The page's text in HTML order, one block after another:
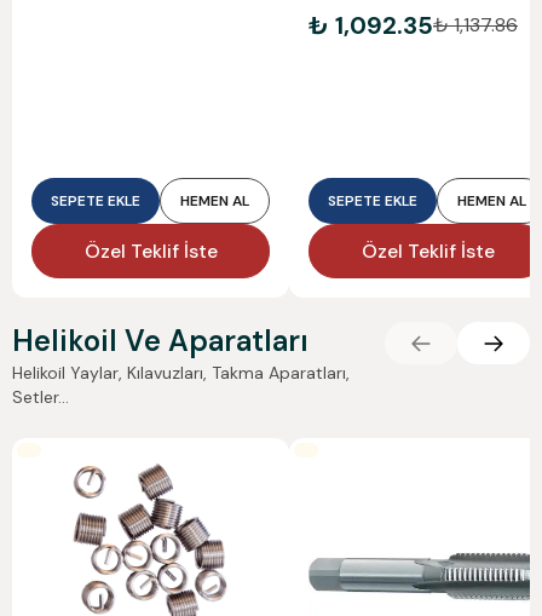
SEPETE EKLE HEMEN AL
Özel Teklif İste
₺ 1,092.35₺ 1,137.86
SEPETE EKLE HEMEN AL
Özel Teklif İste
Helikoil Ve Aparatları
Helikoil Yaylar, Kılavuzları, Takma Aparatları,
Setler...